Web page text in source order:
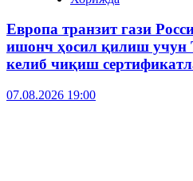
Европа транзит гази
ишонч ҳосил қилиш учун
келиб чиқиш
07.08.2026 19:00